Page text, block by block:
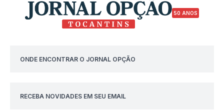
50 ANOS
ONDE ENCONTRAR O JORNAL OPÇÃO
RECEBA NOVIDADES EM SEU EMAIL